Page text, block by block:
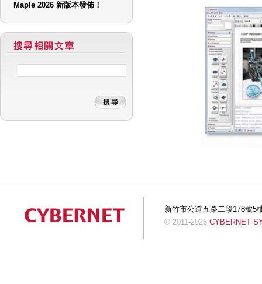
Maple 2026 新版本發佈！
新竹市公道五路二段178號5
© 2011-2026 CYBERNET